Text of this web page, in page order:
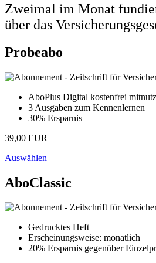
Zweimal im Monat
über das
Probeabo
AboPlus Digital kostenfrei
3 Ausgaben zum Kennenlernen
30% Ersparnis
39,00 EUR
Auswählen
AboClassic
Gedrucktes Heft
Erscheinungsweise: monatlich
20% Ersparnis gegenüber